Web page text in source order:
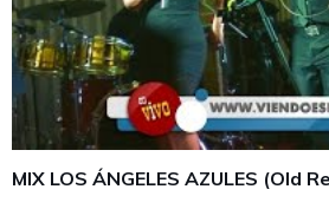
MIX LOS ÁNGELES AZULES (Old